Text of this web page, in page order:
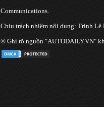
Communications.
Chịu trách nhiệm nội dung: Trịnh Lê
® Ghi rõ nguồn "AUTODAILY.VN"